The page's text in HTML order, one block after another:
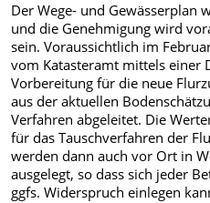
Der Wege- und Gewässerplan
und die Genehmigung wird
sein. Voraussichtlich im
vom Katasteramt mittels einer
Vorbereitung für die neue
aus der aktuellen
Verfahren abgeleitet. Die
für das Tauschverfahren der
werden dann auch vor Ort in
ausgelegt, so dass sich jeder
ggfs. Widerspruch einlegen